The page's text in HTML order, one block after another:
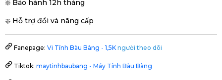
❇️ Bảo hành 12h tháng
❇️ Hỗ trợ đổi và nâng cấp
Fanepage: Vi Tính Bàu Bàng - 1,5K người theo dõi
Tiktok: maytinhbaubang - Máy Tính Bàu Bàng